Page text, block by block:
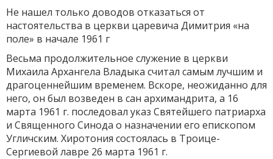
Не нашел только доводов отказаться от
настоятельства в церкви царевича Димитрия «на
поле» в начале 1961 г
Весьма продолжительное служение в церкви
Михаила Архан­гела Владыка считал самым лучшим и
драгоценнейшим временем. Вскоре, неожиданно для
него, он был возведен в сан архимандрита, а 16
марта 1961 г. последовал указ Святейшего патриарха
и Священ­ного Синода о назначении его епископом
Угличским. Хиротония со­стоялась в Троице-
Сергиевой лавре 26 марта 1961 г.